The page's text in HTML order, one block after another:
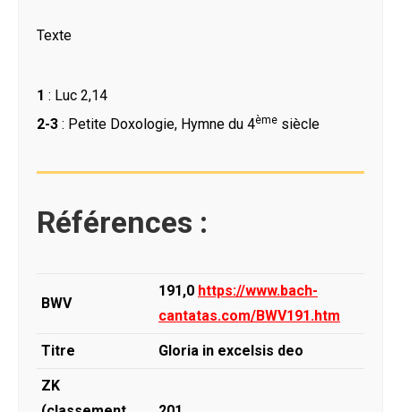
Texte
1 : Luc 2,14
2-3 : Petite Doxologie, Hymne du 4ème siècle
Références :
BWV
191,0 https://www.bach-
cantatas.com/BWV191.htm
Titre Gloria in excelsis deo
ZK